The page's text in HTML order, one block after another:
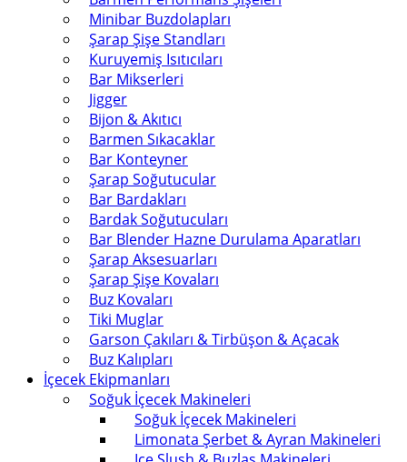
Minibar Buzdolapları
Şarap Şişe Standları
Kuruyemiş Isıtıcıları
Bar Mikserleri
Jigger
Bijon & Akıtıcı
Barmen Sıkacaklar
Bar Konteyner
Şarap Soğutucular
Bar Bardakları
Bardak Soğutucuları
Bar Blender Hazne Durulama Aparatları
Şarap Aksesuarları
Şarap Şişe Kovaları
Buz Kovaları
Tiki Muglar
Garson Çakıları & Tirbüşon & Açacak
Buz Kalıpları
İçecek Ekipmanları
Soğuk İçecek Makineleri
Soğuk İçecek Makineleri
Limonata Şerbet & Ayran Makineleri